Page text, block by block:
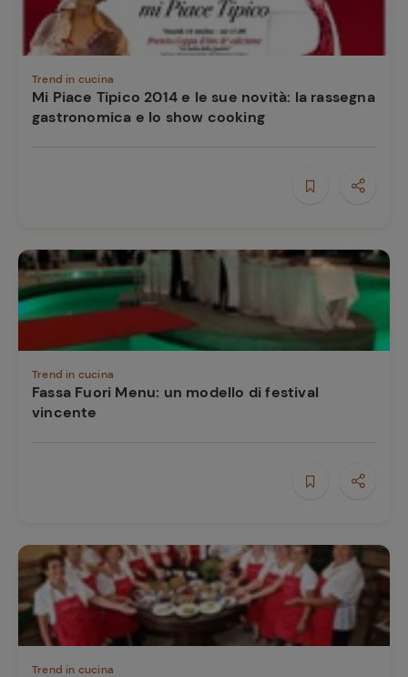
Trend in cucina
Mi Piace Tipico 2014 e le sue novità: la rassegna
gastronomica e lo show cooking
Trend in cucina
Fassa Fuori Menu: un modello di festival
vincente
Trend in cucina